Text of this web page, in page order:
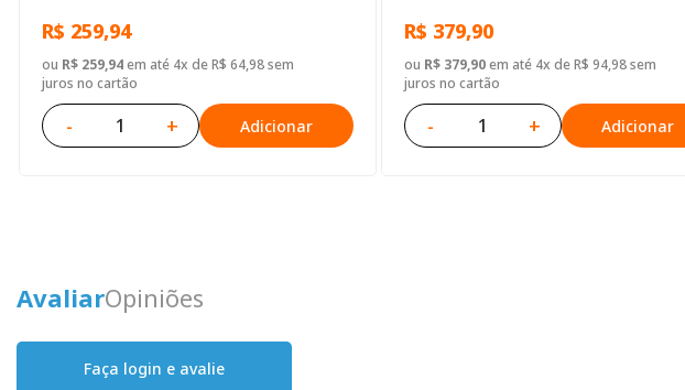
R$ 259,94
ou R$ 259,94em até 4x de R$ 64,98 sem
juros no cartão
- + Adicionar
R$ 379,90
ou R$ 379,90em até 4x de R$ 94,98 sem
juros no cartão
- + Adicionar
AvaliarOpiniões
Faça login e avalie